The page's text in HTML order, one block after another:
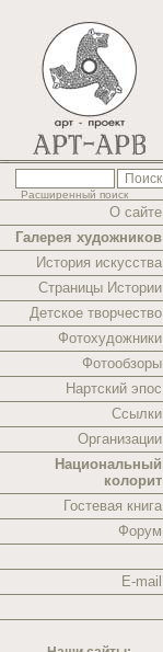
Расширенный поиск
О сайте
Галерея художников
История искусства
Страницы Истории
Детское творчество
Фотохудожники
Фотообзоры
Нартский эпос
Ссылки
Организации
Национальный
колорит
Гостевая книга
Форум
E-mail